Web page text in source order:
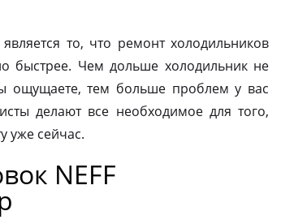
то, что ремонт холодильников
быстрее. Чем дольше холодильник не
ощущаете, тем больше проблем у вас
делают все необходимое для того,
уже сейчас.
NEFF